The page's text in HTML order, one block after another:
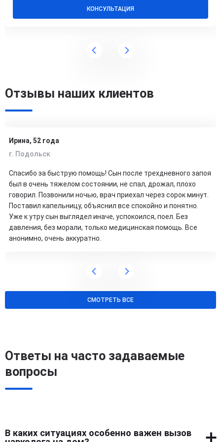
КОНСУЛЬТАЦИЯ
Отзывы наших клиентов
Ирина, 52 года
г. Подольск
Спасибо за быструю помощь! Сын после трехдневного запоя
был в очень тяжелом состоянии, не спал, дрожал, плохо
говорил. Позвонили ночью, врач приехал через сорок минут.
Поставил капельницу, объяснил все спокойно и понятно.
Уже к утру сын выглядел иначе, успокоился, поел. Без
давления, без морали, только медицинская помощь. Все
анонимно, очень аккуратно.
СМОТРЕТЬ ВСЕ
Ответы на часто задаваемые
вопросы
В каких ситуациях особенно важен вызов